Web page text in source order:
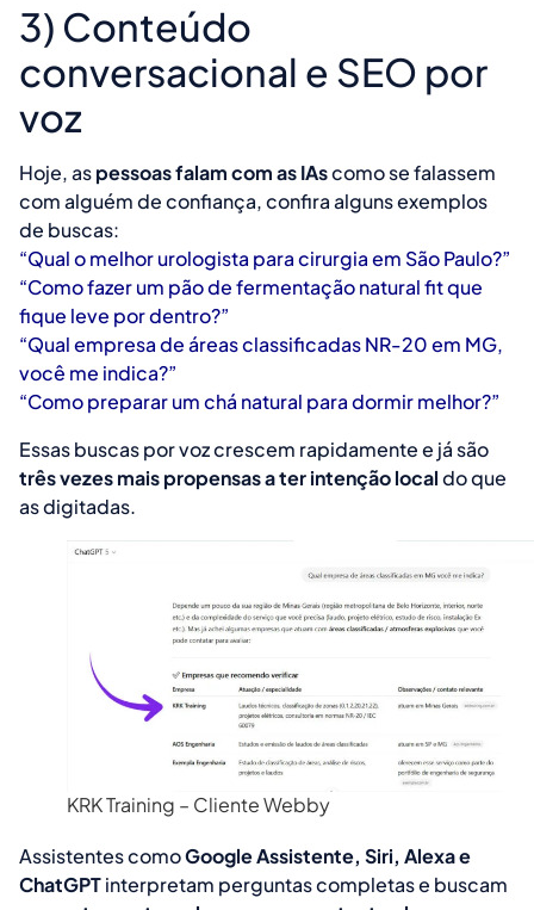
3) Conteúdo
conversacional e SEO por
voz
Hoje, aspessoas falam com as IAscomo se falassem
com alguém de confiança, confira alguns exemplos
de buscas:
“Qual omelhor urologista para cirurgia em São Paulo?”
“Como fazer um pão de fermentação natural fit que
fique leve por dentro?”
“Qual empresa deáreas classificadas NR-20 em MG,
você me indica?”
“Como preparar um chá natural para dormir melhor?”
Essas buscas por voz crescem rapidamente e já são
três vezes mais propensas a ter intenção localdo que
as digitadas.
KRK Training – Cliente Webby
Assistentes comoGoogle Assistente, Siri, Alexa e
ChatGPTinterpretam perguntas completas e buscam